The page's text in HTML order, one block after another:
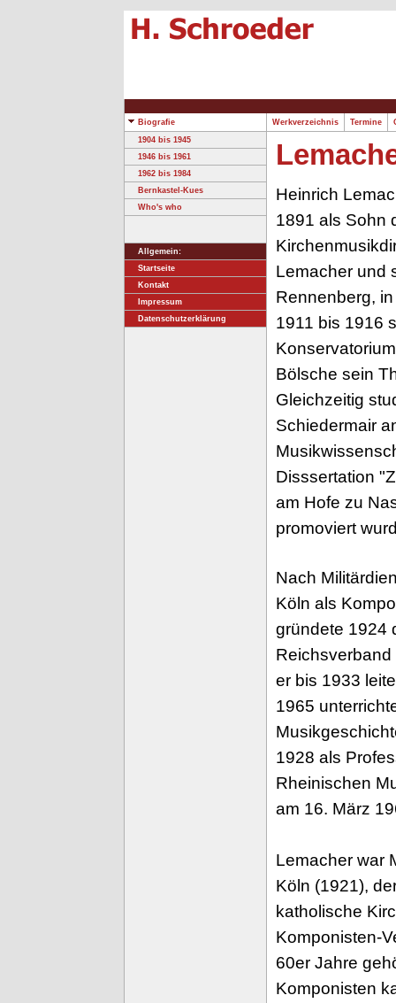
Biografie Werkverzeichnis Termine
1904 bis 1945
1946 bis 1961
1962 bis 1984
Bernkastel-Kues
Who's who
Allgemein:
Startseite
Kontakt
Impressum
Datenschutzerklärung
Heinrich
1891 als Sohn
Lemacher und
Rennenberg,
1911 bis 1916
Bölsche sein
Gleichzeitig
Schiedermair
Disssertation
am Hofe zu
promoviert
Nach
Köln als
gründete 1924
er bis 1933
1965
1928 als
Rheinischen
am 16. März
Lemacher war
Köln (1921),
katholische
Komponisten-
60er Jahre
Komponisten